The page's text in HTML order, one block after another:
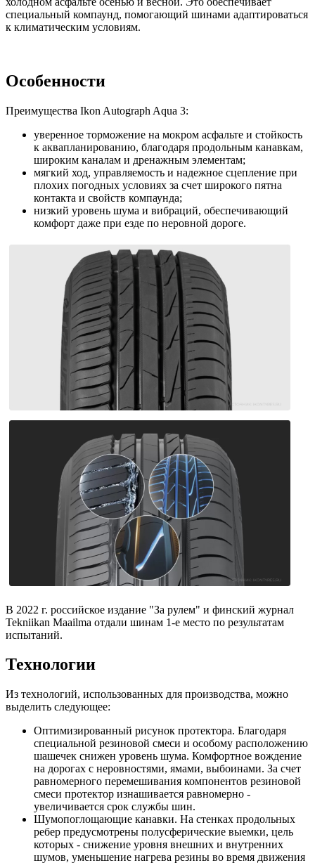
специальный компаунд, помогающий шинами адаптироваться
к климатическим условиям.
Особенности
Преимущества Ikon Autograph Aqua 3:
уверенное торможение на мокром асфальте и стойкость
к аквапланированию, благодаря продольным канавкам,
широким каналам и дренажным элементам;
мягкий ход, управляемость и надежное сцепление при
плохих погодных условиях за счет широкого пятна
контакта и свойств компаунда;
низкий уровень шума и вибраций, обеспечивающий
комфорт даже при езде по неровной дороге.
В 2022 г. российское издание "За рулем" и финский журнал
Tekniikan Maailma отдали шинам 1-е место по результатам
испытаний.
Технологии
Из технологий, использованных для производства, можно
выделить следующее:
Оптимизированный рисунок протектора. Благодаря
специальной резиновой смеси и особому расположению
шашечек снижен уровень шума. Комфортное вождение
на дорогах с неровностями, ямами, выбоинами. За счет
равномерного перемешивания компонентов резиновой
смеси протектор изнашивается равномерно -
увеличивается срок службы шин.
Шумопоглощающие канавки. На стенках продольных
ребер предусмотрены полусферические выемки, цель
которых - снижение уровня внешних и внутренних
шумов, уменьшение нагрева резины во время движения